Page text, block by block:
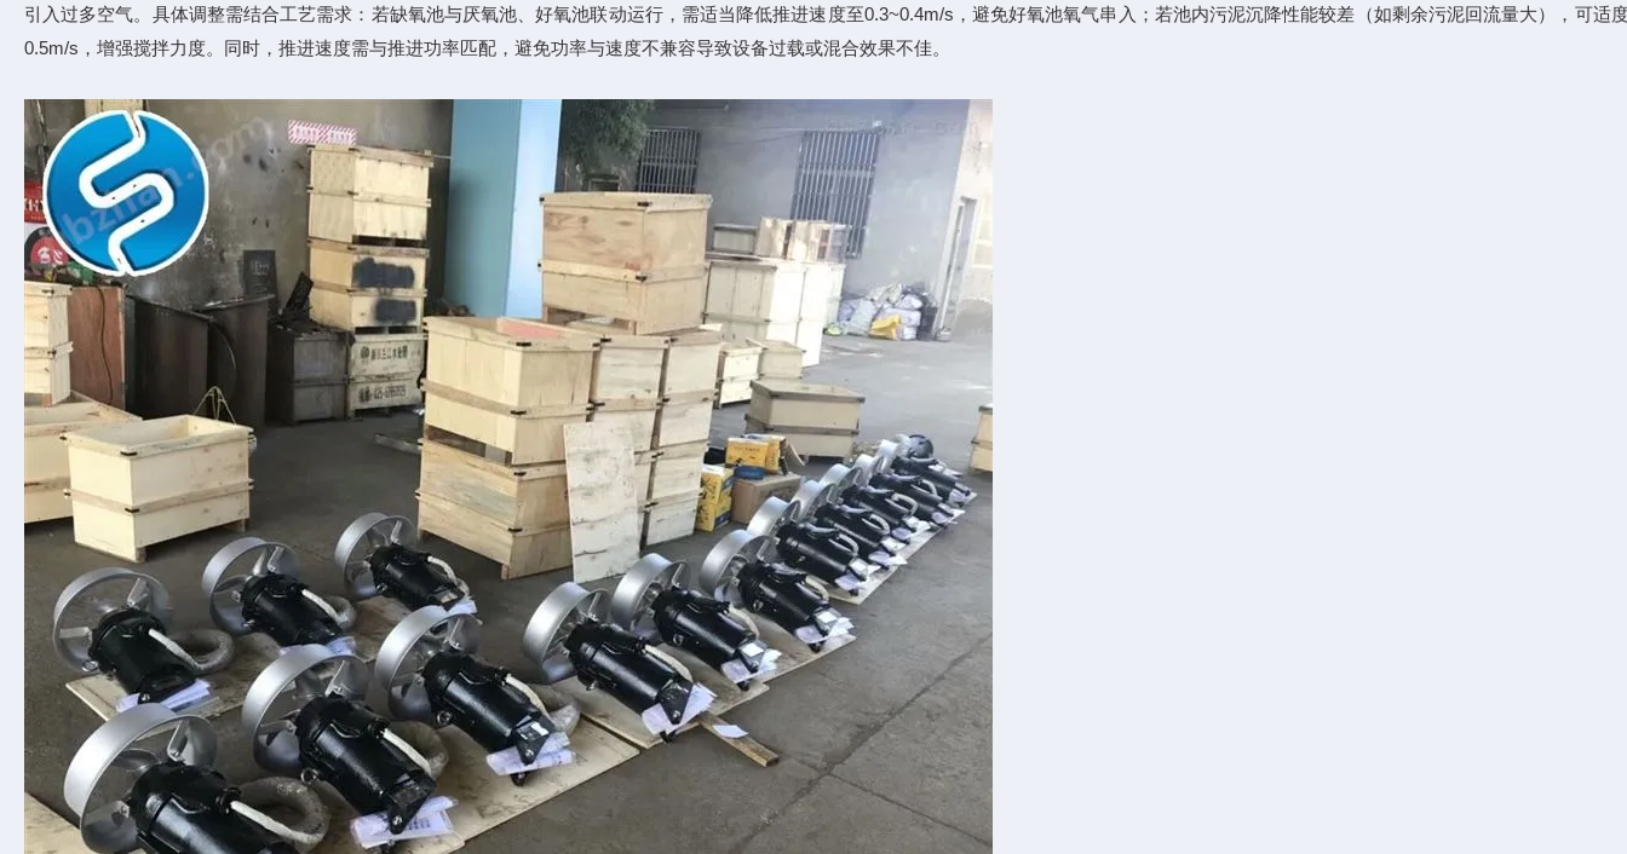
引入过多空气。具体调整需结合工艺需求：若缺氧池与厌氧池、好氧池联动运行，需适当降低推进速度至0.3~0.4m/s，避免好氧池氧气串入；若池内污泥沉降性能较差（如剩余污泥回流量大），可适
0.5m/s，增强搅拌力度。同时，推进速度需与推进功率匹配，避免功率与速度不兼容导致设备过载或混合效果不佳。